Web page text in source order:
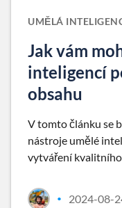
UMĚLÁ
Jak vám
inteligencí
obsahu
V tomto článku se
nástroje umělé
vytváření
• 2024-08-